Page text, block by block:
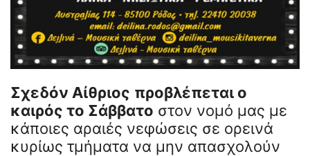
Σχεδόν Αίθριος προβλέπεται ο
καιρός το Σάββατο στον νομό μας με
κάποιες αραιές νεφώσεις σε ορεινά
κυρίως τμήματα να μην απασχολούν